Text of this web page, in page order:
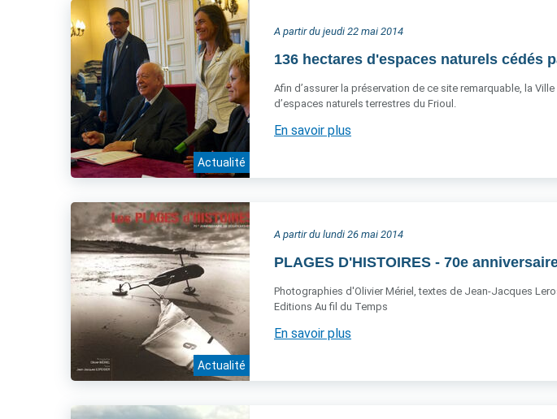
Actualité
A partir du jeudi 22 mai 2014
136 hectares d'espaces naturels cédés
Afin d’assurer la préservation de ce site remarquable, la
d’espaces naturels terrestres du Frioul.
En savoir plus
Actualité
A partir du lundi 26 mai 2014
PLAGES D'HISTOIRES - 70e
Photographies d'Olivier Mériel, textes de Jean-Jacques
Editions Au fil du Temps
En savoir plus